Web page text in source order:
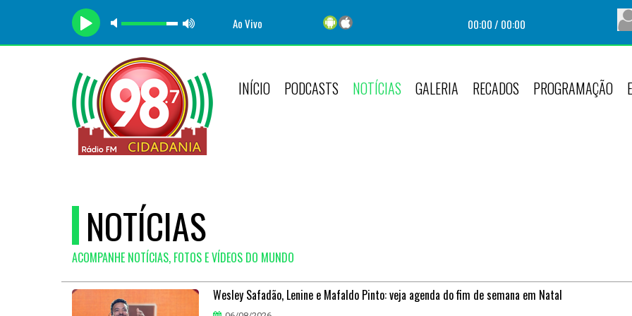
Ao Vivo 00:00/ 00:00
INÍCIO PODCASTS NOTÍCIAS GALERIA RECADOS PROGRAMAÇÃO
NOTÍCIAS
ACOMPANHE NOTÍCIAS, FOTOS E VÍDEOS DO MUNDO
Wesley Safadão, Lenine e Mafaldo Pinto: veja agenda do fim de semana em Natal